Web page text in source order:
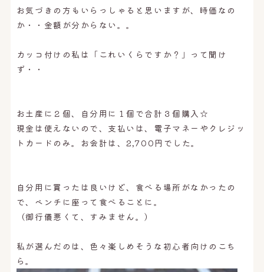
お気づきの方もいらっしゃると思いますが、時価なの
か・・金額が分からない。。
カッコ付けの私は「これいくらですか？」って聞け
ず・・
お土産に２個、自分用に１個で合計３個購入☆
現金は使えないので、支払いは、電子マネーやクレジッ
トカードのみ。お会計は、2,700円でした。
自分用に買ったは良いけど、食べる場所がなかったの
で、ベンチに座って食べることに。
（御行儀悪くて、すみません。）
私が選んだのは、色々楽しめそうな初心者向けのこち
ら。